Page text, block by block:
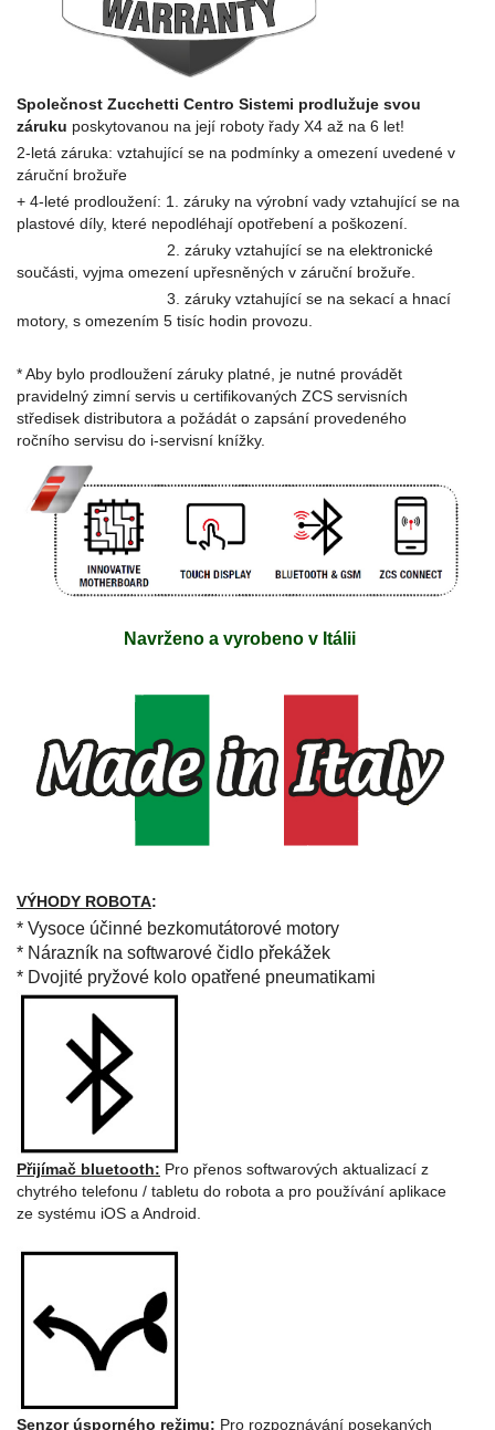
Společnost Zucchetti Centro Sistemi prodlužuje svou
záruku poskytovanou na její roboty řady X4 až na 6 let!
2-letá záruka: vztahující se na podmínky a omezení uvedené v
záruční brožuře
+ 4-leté prodloužení: 1. záruky na výrobní vady vztahující se na
plastové díly, které nepodléhají opotřebení a poškození.
2. záruky vztahující se na elektronické
součásti, vyjma omezení upřesněných v záruční brožuře.
3. záruky vztahující se na sekací a hnací
motory, s omezením 5 tisíc hodin provozu.
* Aby bylo prodloužení záruky platné, je nutné provádět
pravidelný zimní servis u certifikovaných ZCS servisních
středisek distributora a požádát o zapsání provedeného
ročního servisu do i-servisní knížky.
Navrženo a vyrobeno v Itálii
VÝHODY ROBOTA:
* Vysoce účinné bezkomutátorové motory
* Nárazník na softwarové čidlo překážek
* Dvojité pryžové kolo opatřené pneumatikami
Přijímač bluetooth: Pro přenos softwarových aktualizací z
chytrého telefonu / tabletu do robota a pro používání aplikace
ze systému iOS a Android.
Senzor úsporného režimu: Pro rozpoznávání posekaných